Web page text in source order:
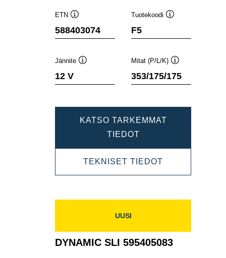
ETN
588403074
Tuotekoodi
F5
Jännite
12 V
Mitat (P/L/K)
353/175/175
KATSO TARKEMMAT
TIEDOTDYNAMIC
SLI
588403074
TEKNISET TIEDOT
SLI
UUSI
DYNAMIC SLI 595405083